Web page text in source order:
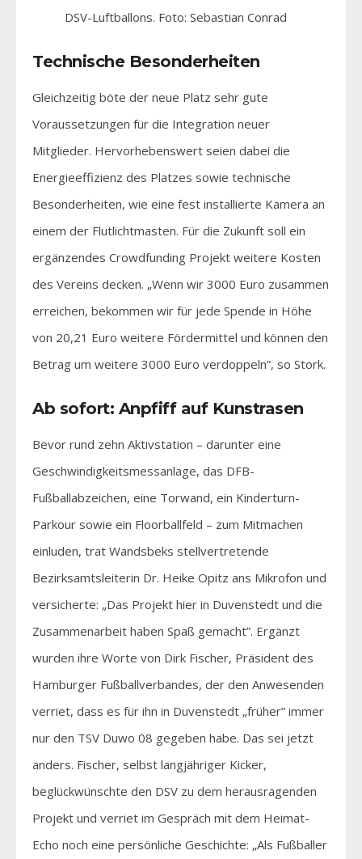
DSV-Luftballons. Foto: Sebastian Conrad
Technische Besonderheiten
Gleichzeitig böte der neue Platz sehr gute
Voraussetzungen für die Integration neuer
Mitglieder. Hervorhebenswert seien dabei die
Energieeffizienz des Platzes sowie technische
Besonderheiten, wie eine fest installierte Kamera an
einem der Flutlichtmasten. Für die Zukunft soll ein
ergänzendes Crowdfunding Projekt weitere Kosten
des Vereins decken. „Wenn wir 3000 Euro zusammen
erreichen, bekommen wir für jede Spende in Höhe
von 20,21 Euro weitere Fördermittel und können den
Betrag um weitere 3000 Euro verdoppeln”, so Stork.
Ab sofort: Anpfiff auf Kunstrasen
Bevor rund zehn Aktivstation – darunter eine
Geschwindigkeitsmessanlage, das DFB-
Fußballabzeichen, eine Torwand, ein Kinderturn-
Parkour sowie ein Floorballfeld – zum Mitmachen
einluden, trat Wandsbeks stellvertretende
Bezirksamtsleiterin Dr. Heike Opitz ans Mikrofon und
versicherte: „Das Projekt hier in Duvenstedt und die
Zusammenarbeit haben Spaß gemacht”. Ergänzt
wurden ihre Worte von Dirk Fischer, Präsident des
Hamburger Fußballverbandes, der den Anwesenden
verriet, dass es für ihn in Duvenstedt „früher” immer
nur den TSV Duwo 08 gegeben habe. Das sei jetzt
anders. Fischer, selbst langjähriger Kicker,
beglückwünschte den DSV zu dem herausragenden
Projekt und verriet im Gespräch mit dem Heimat-
Echo noch eine persönliche Geschichte: „Als Fußballer